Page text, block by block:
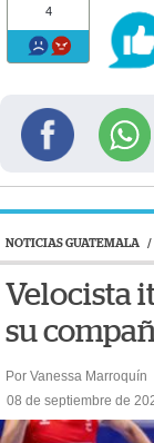
4
NOTICIAS GUATEMALA /
Velocista
su
Por Vanessa Marroquín
08 de septiembre de